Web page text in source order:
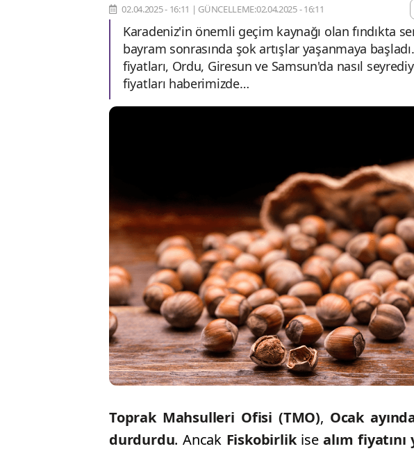
02.04.2025 - 16:11 | GÜNCELLEME:02.04.2025 - 16:11
Karadeniz'in önemli geçim kaynağı olan fındıkta
bayram sonrasında şok artışlar yaşanmaya
fiyatları, Ordu, Giresun ve Samsun'da nasıl
fiyatları haberimizde…
Toprak Mahsulleri Ofisi (TMO), Ocak
durdurdu. Ancak Fiskobirlik isealım